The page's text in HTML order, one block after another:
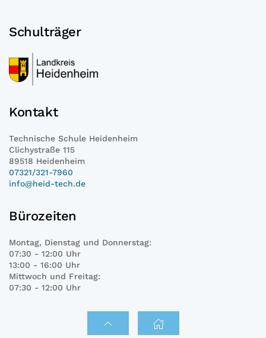
Schulträger
Kontakt
Technische Schule Heidenheim
Clichystraße 115
89518 Heidenheim
07321/321-7960
info@heid-tech.de
Bürozeiten
Montag, Dienstag und Donnerstag:
07:30 - 12:00 Uhr
13:00 - 16:00 Uhr
Mittwoch und Freitag:
07:30 - 12:00 Uhr